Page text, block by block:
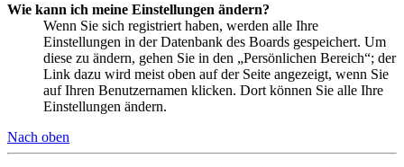
Wie kann ich meine Einstellungen ändern?
Wenn Sie sich registriert haben, werden alle Ihre
Einstellungen in der Datenbank des Boards gespeichert. Um
diese zu ändern, gehen Sie in den „Persönlichen Bereich“; der
Link dazu wird meist oben auf der Seite angezeigt, wenn Sie
auf Ihren Benutzernamen klicken. Dort können Sie alle Ihre
Einstellungen ändern.
Nach oben